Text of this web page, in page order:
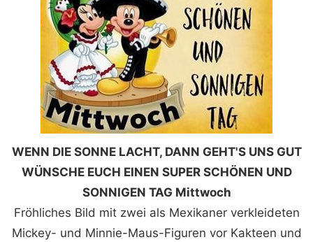
WENN DIE SONNE LACHT, DANN GEHT'S UNS GUT
WÜNSCHE EUCH EINEN SUPER SCHÖNEN UND
SONNIGEN TAG Mittwoch
Fröhliches Bild mit zwei als Mexikaner verkleideten
Mickey- und Minnie-Maus-Figuren vor Kakteen und